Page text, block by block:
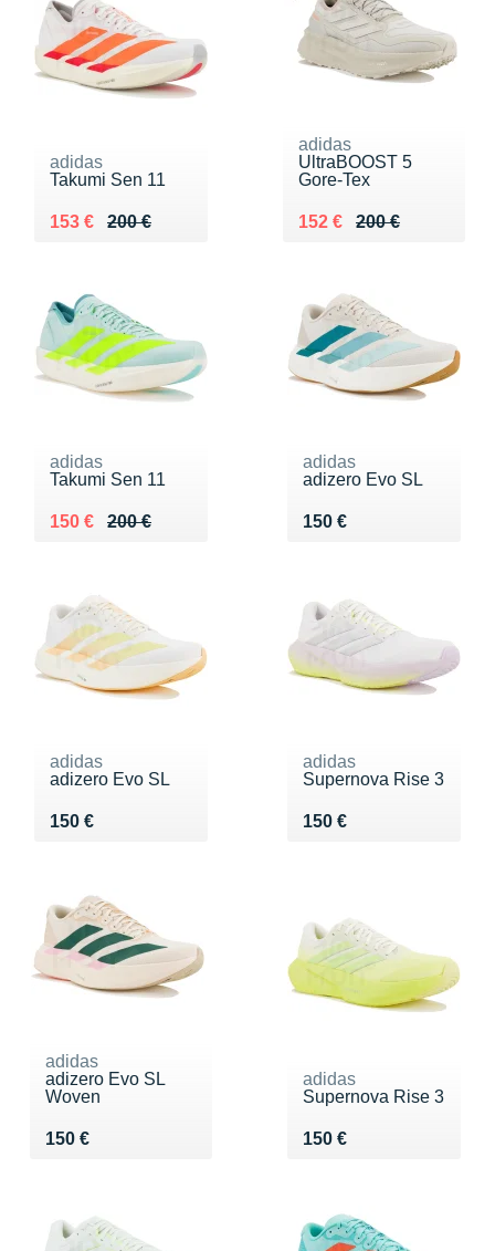
adidas
Takumi Sen 11
200 €
Au lieu de 200 €
153 €
Vendu 153 €
adidas
UltraBOOST 5
Gore-Tex
200 €
Au lieu de 200 €
152 €
Vendu 152 €
adidas
Takumi Sen 11
200 €
Au lieu de 200 €
150 €
Vendu 150 €
adidas
adizero Evo SL
150 €
Vendu 150 €
adidas
adizero Evo SL
150 €
Vendu 150 €
adidas
Supernova Rise 3
150 €
Vendu 150 €
adidas
adizero Evo SL
Woven
150 €
Vendu 150 €
adidas
Supernova Rise 3
150 €
Vendu 150 €